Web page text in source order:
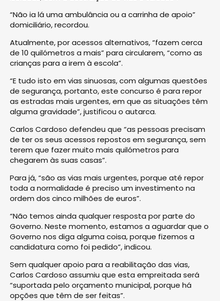
“Não ia lá uma ambulância ou a carrinha de apoio”
domiciliário, recordou.
Atualmente, por acessos alternativos, “fazem cerca
de 10 quilómetros a mais” para circularem, “como as
crianças para a irem à escola”.
“E tudo isto em vias sinuosas, com algumas questões
de segurança, portanto, este concurso é para repor
as estradas mais urgentes, em que as situações têm
alguma gravidade”, justificou o autarca.
Carlos Cardoso defendeu que “as pessoas precisam
de ter os seus acessos repostos em segurança, sem
terem que fazer muito mais quilómetros para
chegarem às suas casas”.
Para já, “são as vias mais urgentes, porque até repor
toda a normalidade é preciso um investimento na
ordem dos cinco milhões de euros”.
“Não temos ainda qualquer resposta por parte do
Governo. Neste momento, estamos a aguardar que o
Governo nos diga alguma coisa, porque fizemos a
candidatura como foi pedido”, indicou.
Sem qualquer apoio para a reabilitação das vias,
Carlos Cardoso assumiu que esta empreitada será
“suportada pelo orçamento municipal, porque há
opções que têm de ser feitas”.